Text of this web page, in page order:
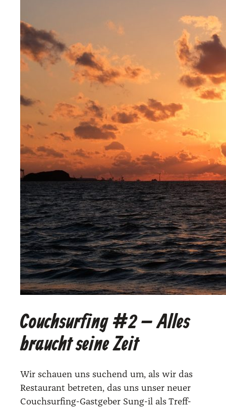
Couchsurfing #2 – Alles
braucht seine Zeit
Wir schau­en uns suchend um, als wir das
Restau­rant betre­ten, das uns unser neu­er
Couch­sur­fing-Gast­ge­ber Sung-il als Treff­